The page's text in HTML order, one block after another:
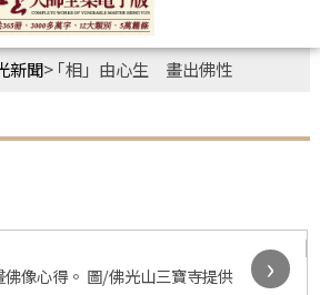
新聞> ｢相」由心生 畫出佛性
像心得。 圖/佛光山三寶寺提供
›